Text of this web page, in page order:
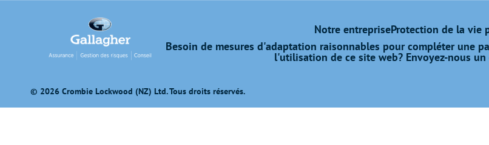
Notre entrepriseProtection de la vie
Besoin de mesures d'adaptation raisonnables pour compléter une
l'utilisation de ce site web? Envoyez-nous
© 2026 Crombie Lockwood (NZ) Ltd. Tous droits réservés.